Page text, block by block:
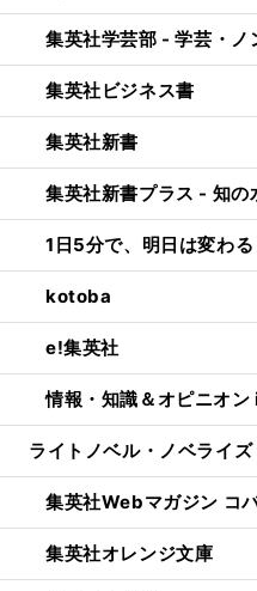
集英社学芸部 - 学芸・ノ
集英社ビジネス書
集英社新書
集英社新書プラス - 知の
1日5分で、明日は変わ
kotoba
e!集英社
情報・知識＆オピニオ
ライトノベル・ノベライズ
集英社Webマガジン コ
集英社オレンジ文庫